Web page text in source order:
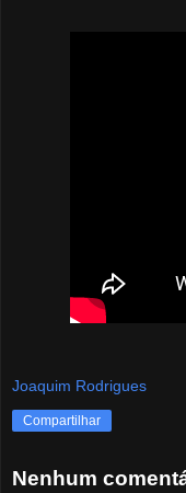
Joaquim Rodrigues
Compartilhar
Nenhum